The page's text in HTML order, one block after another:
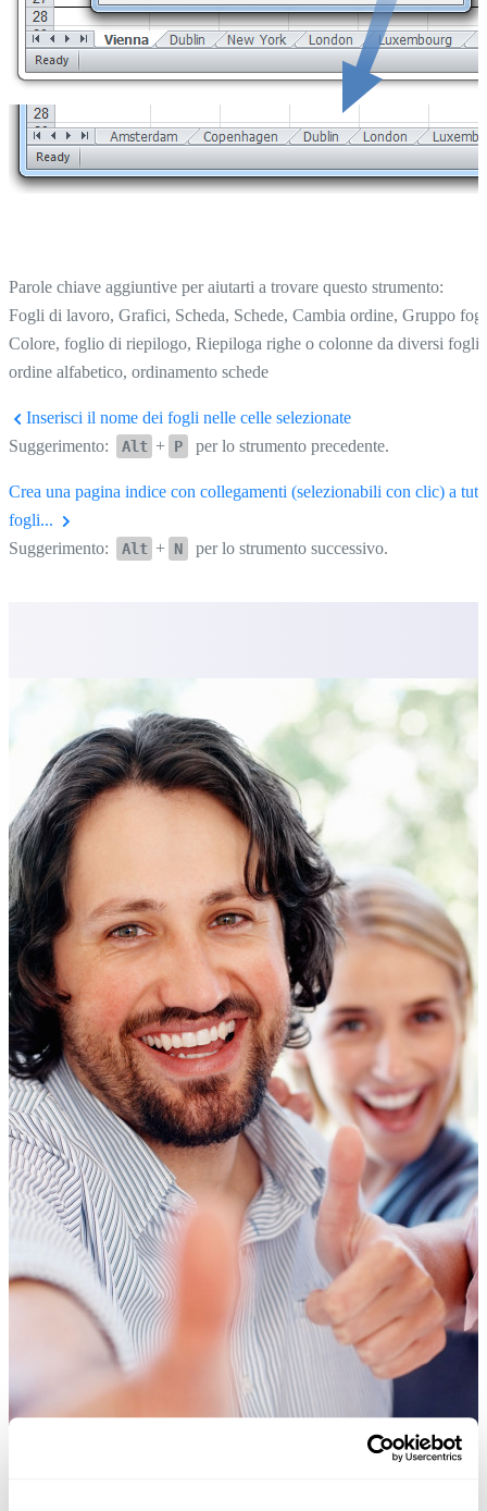
Parole chiave aggiuntive per aiutarti a trovare questo strumento:
Fogli di lavoro, Grafici, Scheda, Schede, Cambia ordine, Gruppo
Colore, foglio di riepilogo, Riepiloga righe o colonne da diversi fogli,
ordine alfabetico, ordinamento schede
Inserisci il nome dei fogli nelle celle selezionate
Suggerimento:
Alt + P per lo strumento precedente.
Crea una pagina indice con collegamenti (selezionabili con clic) a
fogli...
Suggerimento:
Alt + N per lo strumento successivo.